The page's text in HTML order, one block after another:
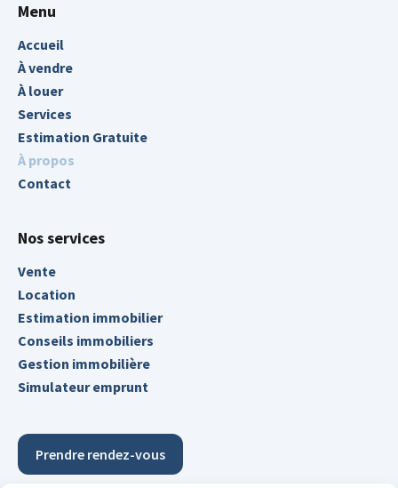
Menu
Accueil
À vendre
À louer
Services
Estimation Gratuite
À propos
Contact
Nos services
Vente
Location
Estimation immobilier
Conseils immobiliers
Gestion immobilière
Simulateur emprunt
Prendre rendez-vous